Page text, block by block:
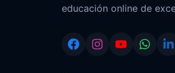
educación online de